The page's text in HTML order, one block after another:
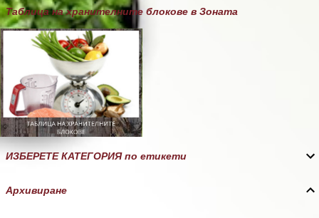
Таблица на хранителните блокове в Зоната
ИЗБЕРЕТЕ КАТЕГОРИЯ по етикети
Архивиране